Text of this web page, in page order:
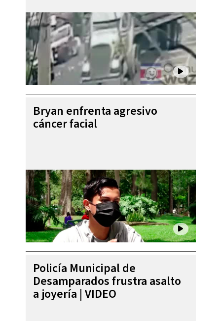
Bryan enfrenta agresivo
cáncer facial
Policía Municipal de
Desamparados frustra asalto
a joyería | VIDEO